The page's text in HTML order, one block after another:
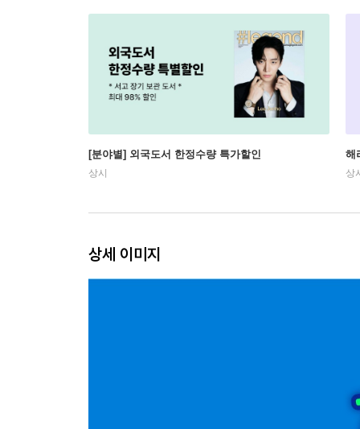
[분야별] 외국도서 한정수량 특가할인
상시
해
상
상세 이미지